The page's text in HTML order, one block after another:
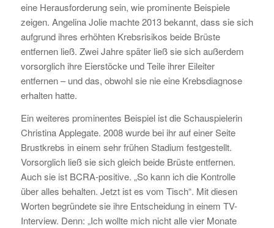
eine Herausforderung sein, wie prominente Beispiele
zeigen. Angelina Jolie machte 2013 bekannt, dass sie sich
aufgrund ihres erhöhten Krebsrisikos beide Brüste
entfernen ließ. Zwei Jahre später ließ sie sich außerdem
vorsorglich ihre Eierstöcke und Teile ihrer Eileiter
entfernen – und das, obwohl sie nie eine Krebsdiagnose
erhalten hatte.
Ein weiteres prominentes Beispiel ist die Schauspielerin
Christina Applegate. 2008 wurde bei ihr auf einer Seite
Brustkrebs in einem sehr frühen Stadium festgestellt.
Vorsorglich ließ sie sich gleich beide Brüste entfernen.
Auch sie ist BCRA-positive. „So kann ich die Kontrolle
über alles behalten. Jetzt ist es vom Tisch“. Mit diesen
Worten begründete sie ihre Entscheidung in einem TV-
Interview. Denn: „Ich wollte mich nicht alle vier Monate